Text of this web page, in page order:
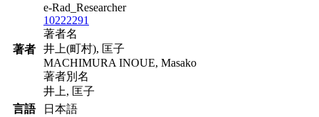
著者
e-Rad_Researcher
10222291
著者名
井上(町村), 匡子
MACHIMURA INOUE, Masako
著者別名
井上, 匡子
言語
日本語